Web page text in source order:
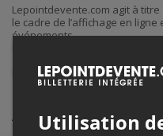
courriel
Lepointdevente.com agit à
le cadre de l’affichage en
événements.
billetterie@lezaricot.com.
Achat de billets
Utilisation